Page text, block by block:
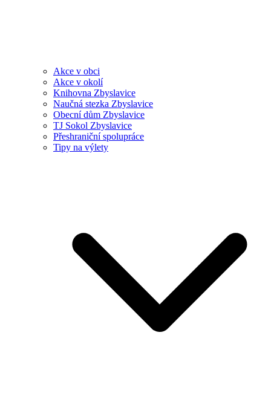
Akce v obci
Akce v okolí
Knihovna Zbyslavice
Naučná stezka Zbyslavice
Obecní dům Zbyslavice
TJ Sokol Zbyslavice
Přeshraniční spolupráce
Tipy na výlety